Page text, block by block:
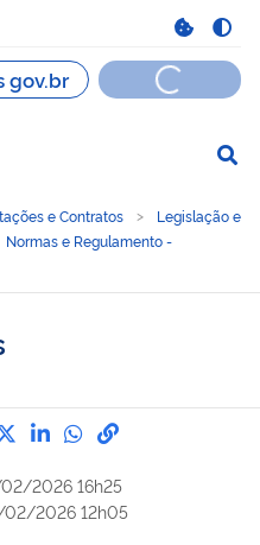
e Contratos
Legislação e
Normas e Regulamento -
por Facebook
Compartilhe por Twitter
Compartilhe por
Compartilhe
link para
2026 16h25
2026 12h05